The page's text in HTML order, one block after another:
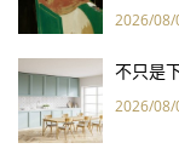
2026/08/
不只是
2026/08/